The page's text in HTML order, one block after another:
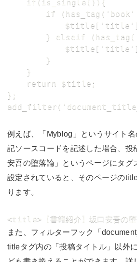
};
例えば、「Myblog」というサイト
記ソースコードを記述した場合、投
安吾の堕落論」というページにタグ
設定されていると、そのページの
ります。
<title>【書籍紹介】坂口安吾
また、フィルターフック「
titleタグ内の「投稿タイトル」以外